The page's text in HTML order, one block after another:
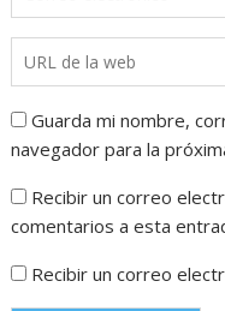
Guarda mi nombre,
navegador para la
Recibir un correo
comentarios a esta
Recibir un correo